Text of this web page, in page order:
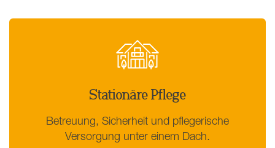
Stationäre Pflege
Betreuung, Sicherheit und pflegerische
Versorgung unter einem Dach.